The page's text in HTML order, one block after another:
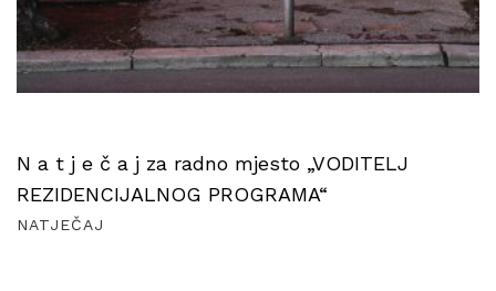
N a t j e č a j za radno mjesto „VODITELJ
REZIDENCIJALNOG PROGRAMA“
NATJEČAJ